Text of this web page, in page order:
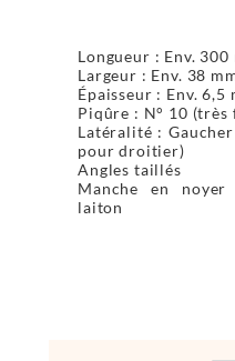
Longueur : Env. 300
Largeur : Env. 38
Épaisseur : Env. 6,5
Piqûre : N° 10 (très
Latéralité :
pour droitier)
Angles taillés
Manche en
laiton